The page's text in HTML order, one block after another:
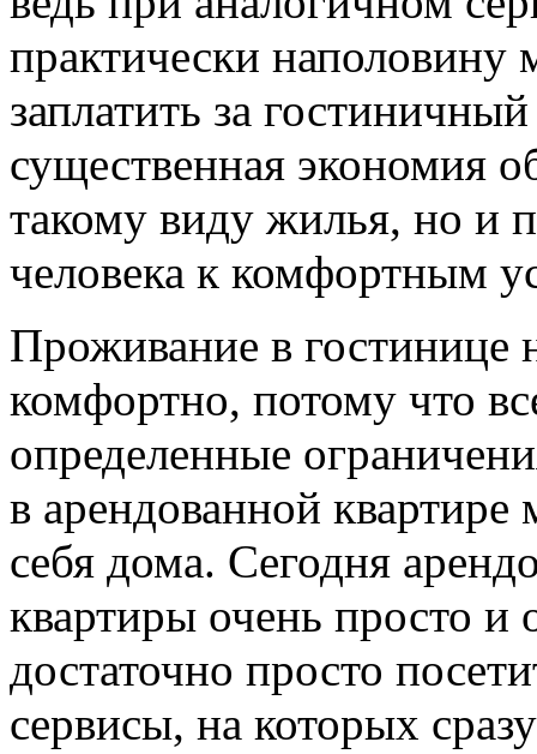
практически
заплатить за
существенная экономия
такому виду жилья, но и
человека к комфортным
Проживание в гостинице
комфортно, потому что
определенные
в арендованной квартире
себя дома. Сегодня
квартиры очень просто
достаточно просто
сервисы, на которых